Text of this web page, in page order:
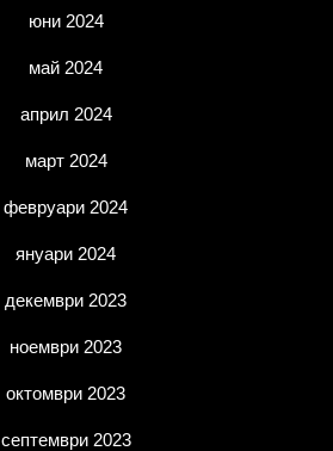
юни 2024
май 2024
април 2024
март 2024
февруари 2024
януари 2024
декември 2023
ноември 2023
октомври 2023
септември 2023